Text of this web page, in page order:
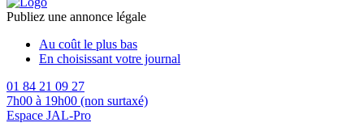
Publiez une annonce légale
Au coût le plus bas
En choisissant votre journal
01 84 21 09 27
7h00 à 19h00 (non surtaxé)
Espace JAL-Pro